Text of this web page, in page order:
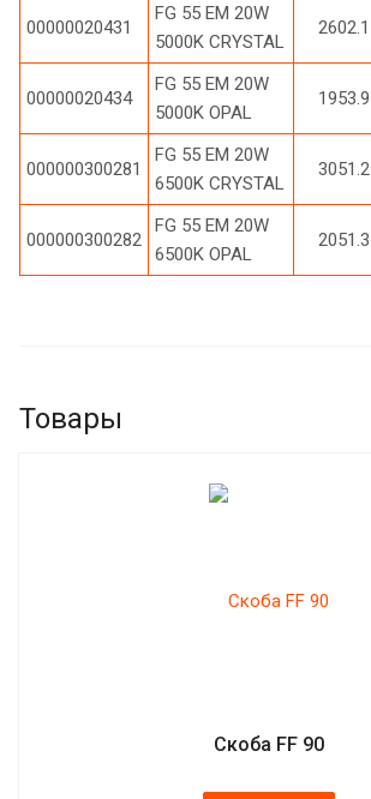
00000020431
FG 55 EM 20W
5000K CRYSTAL
2602.1
00000020434
FG 55 EM 20W
5000K OPAL
1953.9
000000300281
FG 55 EM 20W
6500K CRYSTAL
3051.2
000000300282
FG 55 EM 20W
6500K OPAL
2051.3
Товары
Скоба FF 90